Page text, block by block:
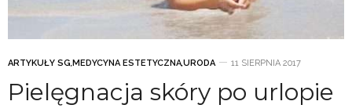
ARTYKUŁY SG,MEDYCYNA ESTETYCZNA,URODA 11 SIERPNIA 2017
Pielęgnacja skóry po urlopie